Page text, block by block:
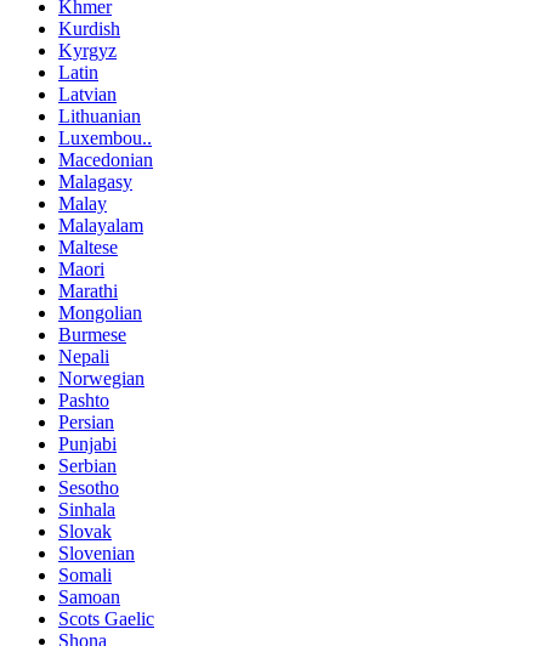
Khmer
Kurdish
Kyrgyz
Latin
Latvian
Lithuanian
Luxembou..
Macedonian
Malagasy
Malay
Malayalam
Maltese
Maori
Marathi
Mongolian
Burmese
Nepali
Norwegian
Pashto
Persian
Punjabi
Serbian
Sesotho
Sinhala
Slovak
Slovenian
Somali
Samoan
Scots Gaelic
Shona